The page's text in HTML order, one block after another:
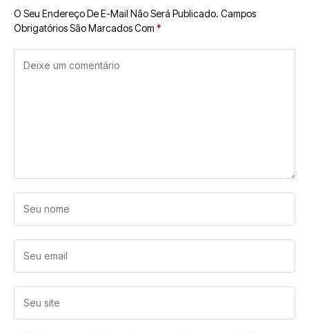
O Seu Endereço De E-Mail Não Será Publicado. Campos
Obrigatórios São Marcados Com *